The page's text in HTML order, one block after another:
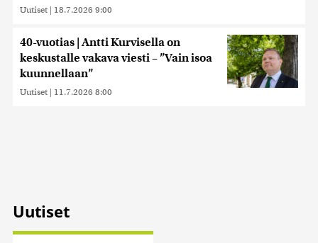
Uutiset | 18.7.2026 9:00
40-vuotias | Antti Kurvisella on
keskustalle vakava viesti – ”Vain isoa
kuunnellaan”
Uutiset | 11.7.2026 8:00
Uutiset